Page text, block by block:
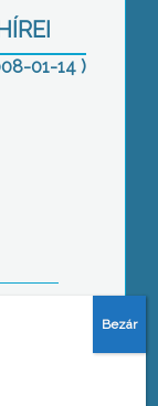
01-14 )
év